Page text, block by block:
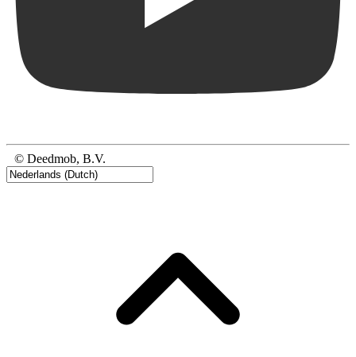
© Deedmob, B.V.